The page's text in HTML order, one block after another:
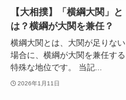
【大相撲】「横綱大関」と
は？横綱が大関を兼任？
横綱大関とは、大関が足りない
場合に、横綱が大関を兼任する
特殊な地位です。 当記...
2026年1月11日